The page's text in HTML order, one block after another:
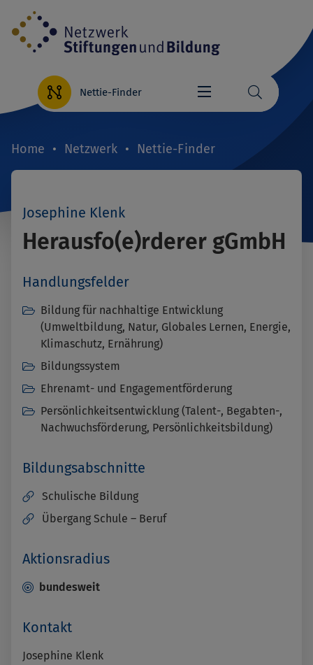
Direkt
zum
Inhalt
Nettie-Finder
Home Netzwerk Nettie-Finder
Josephine Klenk
Herausfo(e)rderer gGmbH
Handlungsfelder
Bildung für nachhaltige Entwicklung
(Umweltbildung, Natur, Globales Lernen, Energie,
Klimaschutz, Ernährung)
Bildungssystem
Ehrenamt- und Engagementförderung
Persönlichkeitsentwicklung (Talent-, Begabten-,
Nachwuchsförderung, Persönlichkeitsbildung)
Bildungsabschnitte
Schulische Bildung
Übergang Schule – Beruf
Aktionsradius
bundesweit
Kontakt
Josephine Klenk